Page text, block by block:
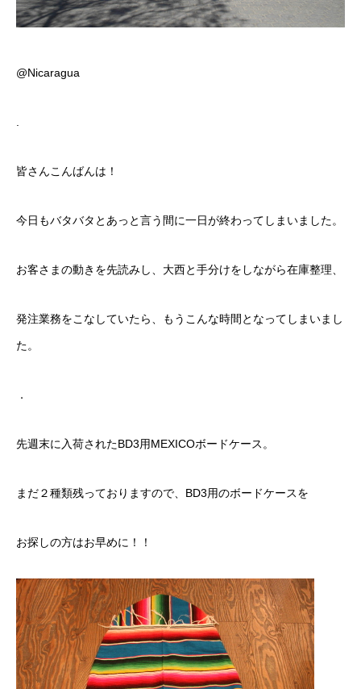
@Nicaragua
皆さんこんばんは！
今日もバタバタとあっと言う間に一日が終わってしまいました。
お客さまの動きを先読みし、大西と手分けをしながら在庫整理、
発注業務をこなしていたら、もうこんな時間となってしまいまし
た。
．
先週末に入荷されたBD3用MEXICOボードケース。
まだ２種類残っておりますので、BD3用のボードケースを
お探しの方はお早めに！！